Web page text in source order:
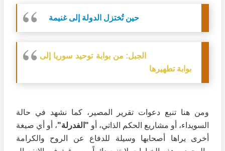
حين تُختزل الدولة إلى غنيمة
الجبل: من بوابة توحيد سوريا إلى
بوابة تطهيرها
ومن هنا تنبع دعوات تقرير المصير، كما نشهد في حالة
السويداء، أو مشاريع الحكم الذاتي، أو "الفدرلة"، أو أي صيغة
أخرى يراها أصحابها وسيلة للدفاع عن الروح والكرامة